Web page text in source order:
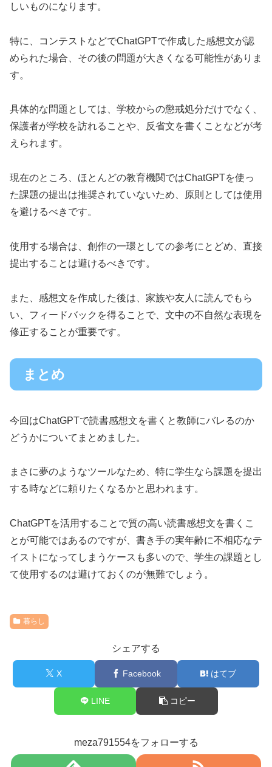
しいものになります。
特に、コンテストなどでChatGPTで作成した感想文が認
められた場合、その後の問題が大きくなる可能性がありま
す。
具体的な問題としては、学校からの懲戒処分だけでなく、
保護者が学校を訪れることや、反省文を書くことなどが考
えられます。
現在のところ、ほとんどの教育機関ではChatGPTを使っ
た課題の提出は推奨されていないため、原則としては使用
を避けるべきです。
使用する場合は、創作の一環としての参考にとどめ、直接
提出することは避けるべきです。
また、感想文を作成した後は、家族や友人に読んでもら
い、フィードバックを得ることで、文中の不自然な表現を
修正することが重要です。
まとめ
今回はChatGPTで読書感想文を書くと教師にバレるのか
どうかについてまとめました。
まさに夢のようなツールなため、特に学生なら課題を提出
する時などに頼りたくなるかと思われます。
ChatGPTを活用することで質の高い読書感想文を書くこ
とが可能ではあるのですが、書き手の実年齢に不相応なテ
イストになってしまうケースも多いので、学生の課題とし
て使用するのは避けておくのが無難でしょう。
暮らし
シェアする
X Facebook はてブ
LINE コピー
meza791554をフォローする